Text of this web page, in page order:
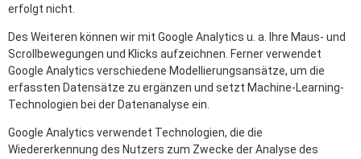
erfolgt nicht.
Des Weiteren können wir mit Google Analytics u. a. Ihre Maus- und
Scrollbewegungen und Klicks aufzeichnen. Ferner verwendet
Google Analytics verschiedene Modellierungsansätze, um die
erfassten Datensätze zu ergänzen und setzt Machine-Learning-
Technologien bei der Datenanalyse ein.
Google Analytics verwendet Technologien, die die
Wiedererkennung des Nutzers zum Zwecke der Analyse des